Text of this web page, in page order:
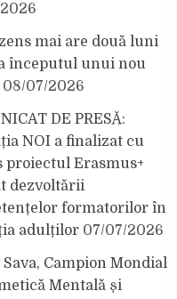
mai are două luni
începutul unui nou
08/07/2026
DE PRESĂ:
NOI a finalizat cu
proiectul Erasmus+
dezvoltării
formatorilor în
adulților 07/07/2026
Campion Mondial
Mentală și